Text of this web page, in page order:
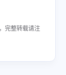
完整转载请注